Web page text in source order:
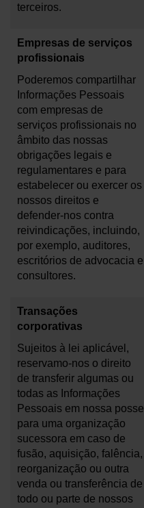
terceiros.
Empresas de serviços
profissionais
Poderemos compartilhar
Informações Pessoais
com empresas de
serviços profissionais no
âmbito das nossas
obrigações legais e
regulamentares e para
estabelecer ou exercer os
nossos direitos e
defender-nos contra
reivindicações, incluindo,
por exemplo, auditores,
escritórios de advocacia e
consultores.
Transações
corporativas
Sujeitos à lei aplicável,
reservamo-nos o direito
de transferir algumas ou
todas as Informações
Pessoais em nossa posse
para uma organização
sucessora em caso de
fusão, aquisição, falência,
reorganização ou outra
venda ou transferência de
todo ou parte de nossos